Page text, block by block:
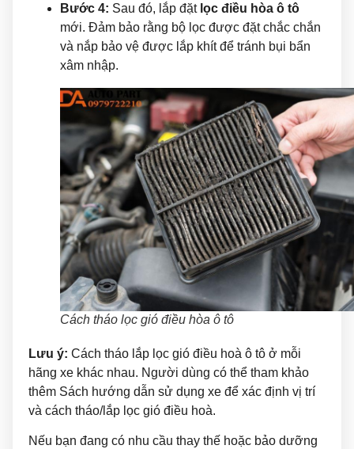
Bước 4: Sau đó, lắp đặt lọc điều hòa ô tô
mới. Đảm bảo rằng bộ lọc được đặt chắc chắn
và nắp bảo vệ được lắp khít để tránh bụi bẩn
xâm nhập.
Cách tháo lọc gió điều hòa ô tô
Lưu ý: Cách tháo lắp lọc gió điều hoà ô tô ở mỗi
hãng xe khác nhau. Người dùng có thể tham khảo
thêm Sách hướng dẫn sử dụng xe để xác định vị trí
và cách tháo/lắp lọc gió điều hoà.
Nếu bạn đang có nhu cầu thay thế hoặc bảo dưỡng